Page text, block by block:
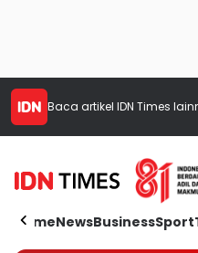
Baca artikel IDN Times
HomeNewsBusinessSport